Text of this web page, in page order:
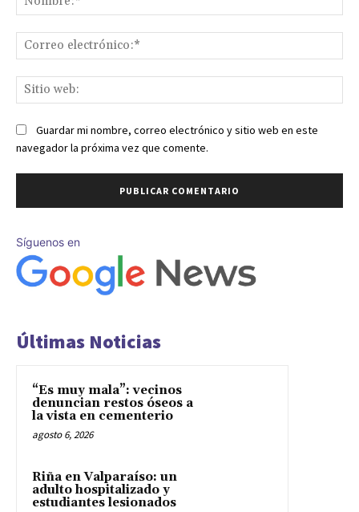
Guardar mi nombre, correo electrónico y sitio web en este
navegador la próxima vez que comente.
Síguenos en
Últimas Noticias
“Es muy mala”: vecinos
denuncian restos óseos a
la vista en cementerio
agosto 6, 2026
Riña en Valparaíso: un
adulto hospitalizado y
estudiantes lesionados